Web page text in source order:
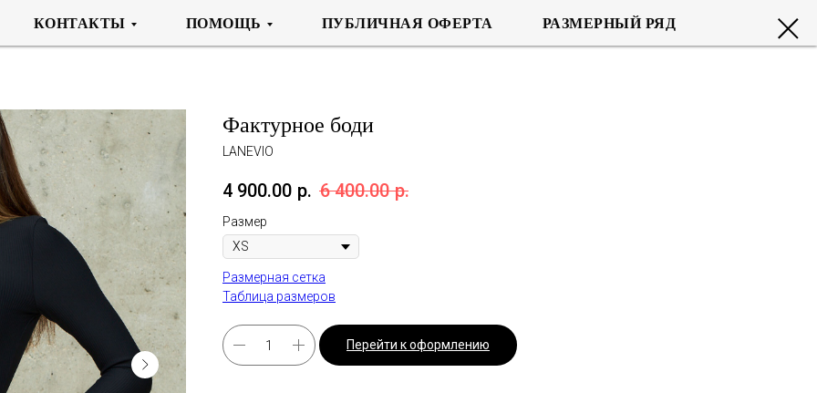
Фактурное боди
LANEVIO
4 900.00 р. 6 400.00 р.
Размер
Размерная сетка
Таблица размеров
Перейти к оформлению
КОНТАКТЫ ПОМОЩЬ ПУБЛИЧНАЯ ОФЕРТА РАЗМЕРНЫЙ РЯД